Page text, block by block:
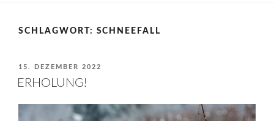
SCHLAGWORT: SCHNEEFALL
VERÖFFENTLICHT
AM
15. DEZEMBER 2022
ERHOLUNG!